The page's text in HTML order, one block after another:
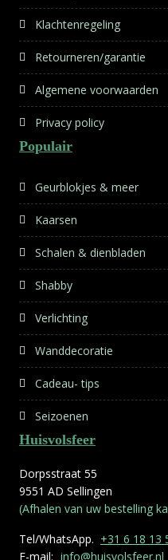
Klachtenregeling
Retourneren/garantie
Algemene voorwaarden
Privacy policy
Populair
Geurblokjes & meer
Kaarsen
Schalen & dienbladen
Shabby
Verlichting
Wanddecoratie
Cadeau- tips
Seizoenen
Huisvolsfeer
Dorpsstraat 55
9551 AD Sellingen
(Afhalen van uw bestelling
Tel/WhatsApp. +31 6 18 13
E-mail: info@huisvolsfeer.nl